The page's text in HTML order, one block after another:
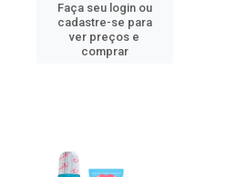
Faça seu login ou
cadastre-se para
ver preços e
comprar